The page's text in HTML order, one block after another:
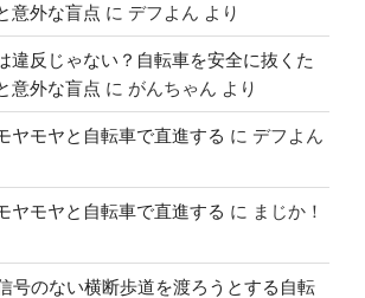
意外な盲点 に デフよん より
違反じゃない？自転車を安全に抜くた
意外な盲点 に がんちゃん より
ヤモヤと自転車で直進する に デフよん
ヤモヤと自転車で直進する に まじか！
号のない横断歩道を渡ろうとする自転